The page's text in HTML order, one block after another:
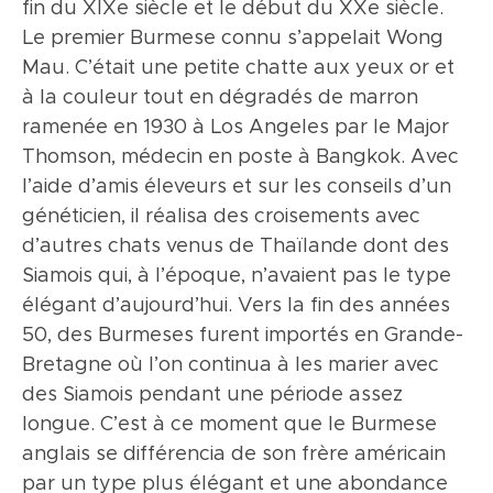
fin du XIXe siècle et le début du XXe siècle.
Le premier Burmese connu s’appelait Wong
Mau. C’était une petite chatte aux yeux or et
à la couleur tout en dégradés de marron
ramenée en 1930 à Los Angeles par le Major
Thomson, médecin en poste à Bangkok. Avec
l’aide d’amis éleveurs et sur les conseils d’un
généticien, il réalisa des croisements avec
d’autres chats venus de Thaïlande dont des
Siamois qui, à l’époque, n’avaient pas le type
élégant d’aujourd’hui. Vers la fin des années
50, des Burmeses furent importés en Grande-
Bretagne où l’on continua à les marier avec
des Siamois pendant une période assez
longue. C’est à ce moment que le Burmese
anglais se différencia de son frère américain
par un type plus élégant et une abondance
museau arrondi. De profil, le front est
légèrement arrondi. Il y a une cassure nette
au niveau du nez qui est droit. Les oreilles sont
placées dans le prolongement du triangle. Les
yeux sont grands avec une ligne supérieure
oblique et une ligne inférieure arrondie.
L’encolure, de taille moyenne, est bien
musclée. Le corps est assez élégant avec
cependant certaines rondeurs notamment au
niveau de la poitrine qui est large et forte. Les
pattes sont plutôt fines, les pieds ovales. La
queue est de longueur moyenne. Courte, la
fourrure est douce et brillante comme de la
soie, bien couchée sur le corps. La palette de
couleur est large : seal (noir), bleu, chocolat,
lilas, red, crème, tortie etc. toujours avec le
patron sépia, c'est-à-dire avec un contraste
naturel enjoué en raison de ses origines
orientales, ce chat est d’humeur assez égale
et fait un compagnon agréable toujours
présent sans être envahissant. Le physique
équilibré du Burmese anglais fait de lui un
chat facile et sain avec lequel on passera plus
de temps en câlins qu’en toilettage ou en
soins ! Sa fourrure ne demande guère plus
d’entretien qu’un petit coup de peau de
chamois, histoire de mettre sa texture lustrée
en valeur.